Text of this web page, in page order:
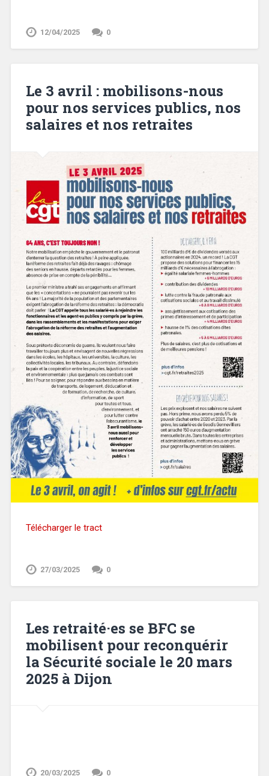
12/04/2025 0
Le 3 avril : mobilisons-nous
pour nos services publics, nos
salaires et nos retraites
Télécharger le tract
27/03/2025 0
Les retraité·es se BFC se
mobilisent pour reconquérir
la Sécurité sociale le 20 mars
2025 à Dijon
20/03/2025 0